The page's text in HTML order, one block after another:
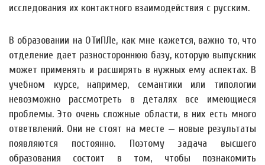
исследования их контактного взаимодействия с русским.
В образовании на ОТиПЛе, как мне кажется, важно то, что
отделение дает разностороннюю базу, которую выпускник
может применять и расширять в нужных ему аспектах. В
учебном курсе, например, семантики или типологии
невозможно рассмотреть в деталях все имеющиеся
проблемы. Это очень сложные области, в них есть много
ответвлений. Они не стоят на месте — новые результаты
появляются постоянно. Поэтому задача высшего
образования состоит в том, чтобы познакомить